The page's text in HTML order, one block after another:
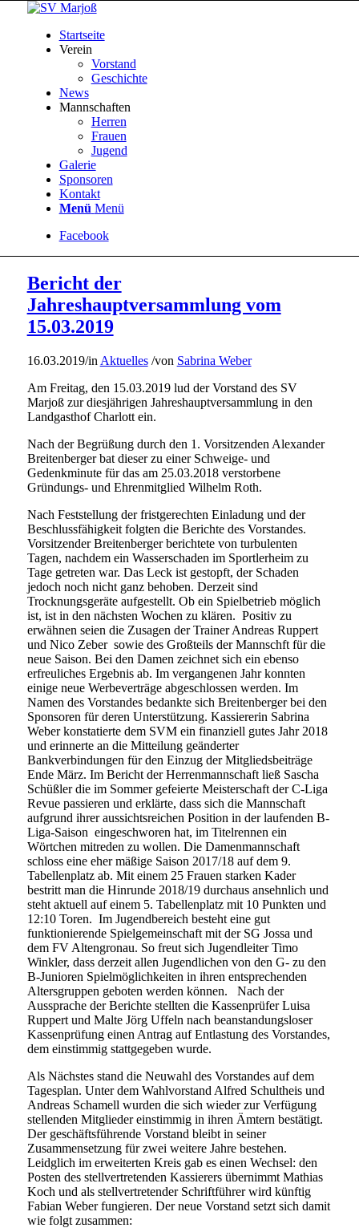
Startseite
Verein
Vorstand
Geschichte
News
Mannschaften
Herren
Frauen
Jugend
Galerie
Sponsoren
Kontakt
Menü Menü
Facebook
Bericht der
Jahreshauptversammlung vom
15.03.2019
16.03.2019/in Aktuelles /von Sabrina Weber
Am Freitag, den 15.03.2019 lud der Vorstand des SV
Marjoß zur diesjährigen Jahreshauptversammlung in den
Landgasthof Charlott ein.
Nach der Begrüßung durch den 1. Vorsitzenden Alexander
Breitenberger bat dieser zu einer Schweige- und
Gedenkminute für das am 25.03.2018 verstorbene
Gründungs- und Ehrenmitglied Wilhelm Roth.
Nach Feststellung der fristgerechten Einladung und der
Beschlussfähigkeit folgten die Berichte des Vorstandes.
Vorsitzender Breitenberger berichtete von turbulenten
Tagen, nachdem ein Wasserschaden im Sportlerheim zu
Tage getreten war. Das Leck ist gestopft, der Schaden
jedoch noch nicht ganz behoben. Derzeit sind
Trocknungsgeräte aufgestellt. Ob ein Spielbetrieb möglich
ist, ist in den nächsten Wochen zu klären. Positiv zu
erwähnen seien die Zusagen der Trainer Andreas Ruppert
und Nico Zeber sowie des Großteils der Mannschft für die
neue Saison. Bei den Damen zeichnet sich ein ebenso
erfreuliches Ergebnis ab. Im vergangenen Jahr konnten
einige neue Werbeverträge abgeschlossen werden. Im
Namen des Vorstandes bedankte sich Breitenberger bei den
Sponsoren für deren Unterstützung. Kassiererin Sabrina
Weber konstatierte dem SVM ein finanziell gutes Jahr 2018
und erinnerte an die Mitteilung geänderter
Bankverbindungen für den Einzug der Mitgliedsbeiträge
Ende März. Im Bericht der Herrenmannschaft ließ Sascha
Schüßler die im Sommer gefeierte Meisterschaft der C-Liga
Revue passieren und erklärte, dass sich die Mannschaft
aufgrund ihrer aussichtsreichen Position in der laufenden B-
Liga-Saison eingeschworen hat, im Titelrennen ein
Wörtchen mitreden zu wollen. Die Damenmannschaft
schloss eine eher mäßige Saison 2017/18 auf dem 9.
Tabellenplatz ab. Mit einem 25 Frauen starken Kader
bestritt man die Hinrunde 2018/19 durchaus ansehnlich und
steht aktuell auf einem 5. Tabellenplatz mit 10 Punkten und
12:10 Toren. Im Jugendbereich besteht eine gut
funktionierende Spielgemeinschaft mit der SG Jossa und
dem FV Altengronau. So freut sich Jugendleiter Timo
Winkler, dass derzeit allen Jugendlichen von den G- zu den
B-Junioren Spielmöglichkeiten in ihren entsprechenden
Altersgruppen geboten werden können. Nach der
Aussprache der Berichte stellten die Kassenprüfer Luisa
Ruppert und Malte Jörg Uffeln nach beanstandungsloser
Kassenprüfung einen Antrag auf Entlastung des Vorstandes,
dem einstimmig stattgegeben wurde.
Als Nächstes stand die Neuwahl des Vorstandes auf dem
Tagesplan. Unter dem Wahlvorstand Alfred Schultheis und
Andreas Schamell wurden die sich wieder zur Verfügung
stellenden Mitglieder einstimmig in ihren Ämtern bestätigt.
Der geschäftsführende Vorstand bleibt in seiner
Zusammensetzung für zwei weitere Jahre bestehen.
Leidglich im erweiterten Kreis gab es einen Wechsel: den
Posten des stellvertretenden Kassierers übernimmt Mathias
Koch und als stellvertretender Schriftführer wird künftig
Fabian Weber fungieren. Der neue Vorstand setzt sich damit
wie folgt zusammen: